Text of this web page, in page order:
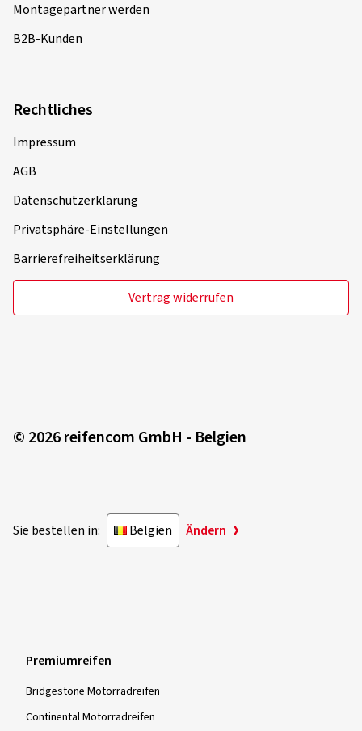
Montagepartner werden
B2B-Kunden
Rechtliches
Impressum
AGB
Datenschutzerklärung
Privatsphäre-Einstellungen
Barrierefreiheitserklärung
Vertrag widerrufen
© 2026 reifencom GmbH - Belgien
Sie bestellen in: Belgien Ändern
Premiumreifen
Bridgestone Motorradreifen
Continental Motorradreifen